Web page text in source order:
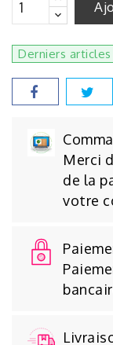
Derniers
Merci
de la
votre